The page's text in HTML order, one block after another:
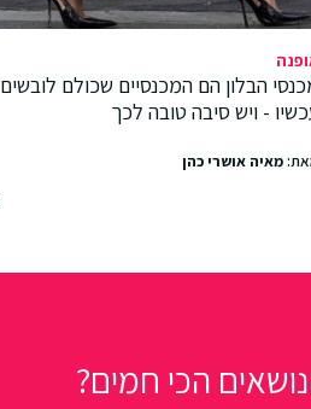
הבלון הם המכנסיים שכולם לובשים
- ויש סיבה טובה לכך
מאיה אושרי כהן
הכי חמים?